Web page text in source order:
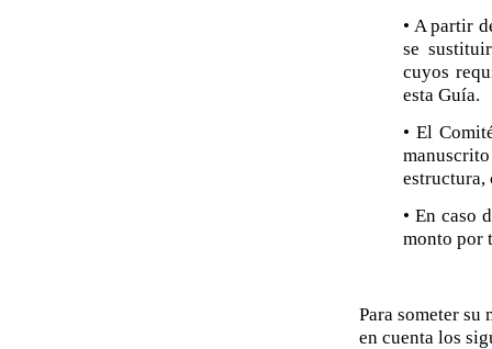
• A partir
se
cuyos
esta Guía.
• El
• En caso
monto por
Para someter
en cuenta los